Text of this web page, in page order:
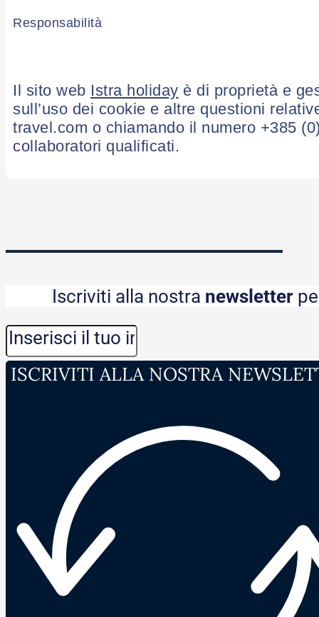
Responsabilità
Il sito web Istra holiday è di proprietà e
sull’uso dei cookie e altre questioni
travel.com o chiamando il numero +385
collaboratori qualificati.
Iscriviti alla nostra newsletter
ISCRIVITI ALLA NOSTRA